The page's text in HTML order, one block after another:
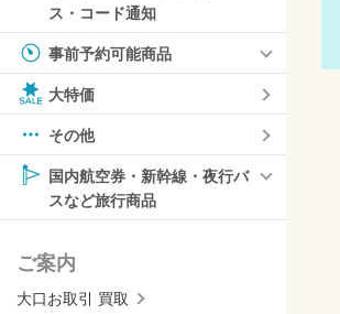
ス・コード通知
事前予約可能商品
大特価
その他
国内航空券・新幹線・夜行バ
スなど旅行商品
ご案内
大口お取引 買取